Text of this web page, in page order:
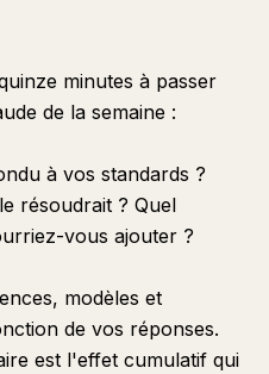
minutes à passer
de la semaine :
à vos standards ?
résoudrait ? Quel
vous ajouter ?
modèles et
de vos réponses.
est l'effet cumulatif qui